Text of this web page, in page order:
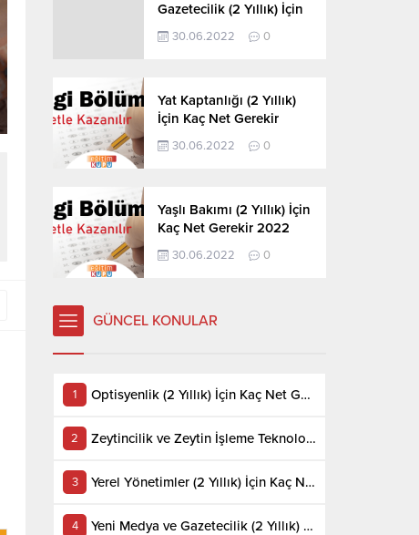
Gazetecilik (2 Yıllık) İçin
Kaç Net Gerekir 2022
30.06.2022 0
Yat Kaptanlığı (2 Yıllık)
İçin Kaç Net Gerekir
2022
30.06.2022 0
Yaşlı Bakımı (2 Yıllık) İçin
Kaç Net Gerekir 2022
30.06.2022 0
GÜNCEL KONULAR
Optisyenlik (2 Yıllık) İçin Kaç Net Gerekir 2022
Zeytincilik ve Zeytin İşleme Teknolojisi (2 Yıllık) İçin Kaç Net Gerekir 2022
Yerel Yönetimler (2 Yıllık) İçin Kaç Net Gerekir 2022
Yeni Medya ve Gazetecilik (2 Yıllık) İçin Kaç Net Gerekir 2022